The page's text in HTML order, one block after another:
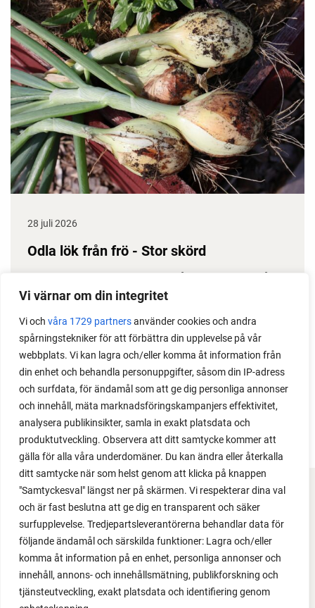
Vi värnar om din integritet
Vi och våra 1729 partnersanvänder cookies och andra
spårningstekniker för att förbättra din upplevelse på vår
webbplats. Vi kan lagra och/eller komma åt information från
din enhet och behandla personuppgifter, såsom din IP-adress
och surfdata, för ändamål som att ge dig personliga annonser
och innehåll, mäta marknadsföringskampanjers effektivitet,
analysera publikinsikter, samla in exakt platsdata och
produktutveckling. Observera att ditt samtycke kommer att
gälla för alla våra underdomäner. Du kan ändra eller återkalla
ditt samtycke när som helst genom att klicka på knappen
"Samtyckesval" längst ner på skärmen. Vi respekterar dina val
och är fast beslutna att ge dig en transparent och säker
surfupplevelse. Tredjepartsleverantörerna behandlar data för
följande ändamål och särskilda funktioner: Lagra och/eller
komma åt information på en enhet, personliga annonser och
innehåll, annons- och innehållsmätning, publikforskning och
tjänsteutveckling, exakt platsdata och identifiering genom
28 juli 2026
Odla lök från frö - Stor skörd
Det är lätt att lyckas med lök från frö. Följ min sådd
under säsongen och få tips om hur du sår, skolar
FACEBOOK
YOUTUBE
INSTAGRAM